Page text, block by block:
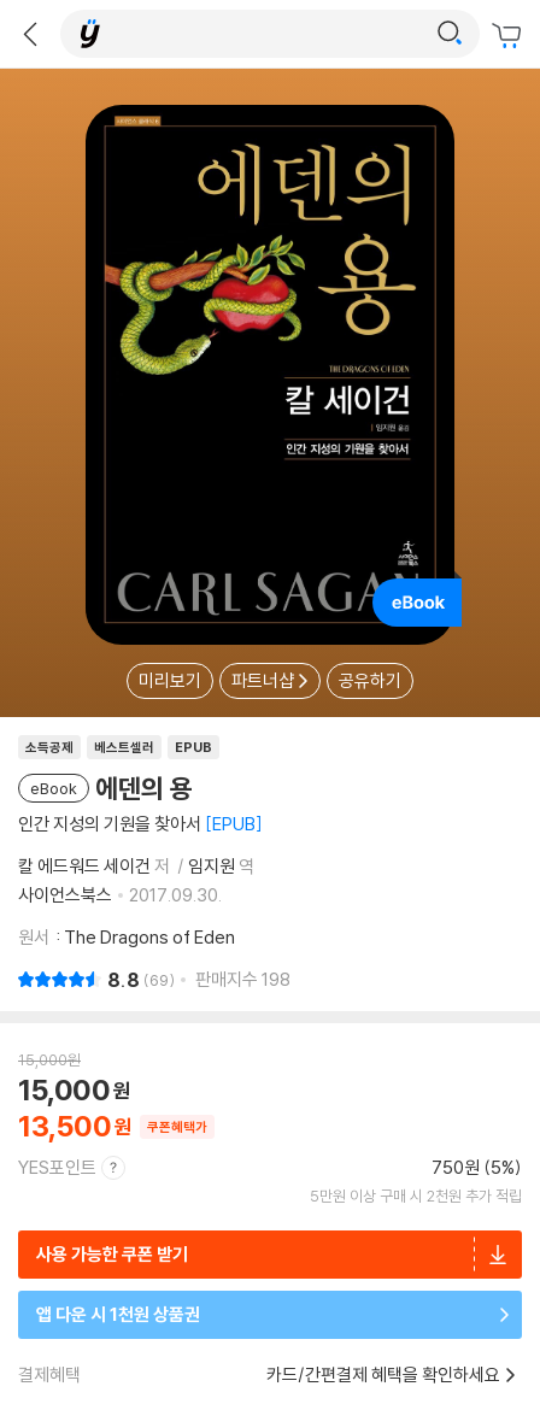
미리보기 파트너샵 공유하기
소득공제 베스트셀러 EPUB
eBook 에덴의 용
인간 지성의 기원을 찾아서 EPUB
칼 에드워드 세이건 저 임지원 역
사이언스북스
2017.09.30.
원서 : The Dragons of Eden
8.8 69 판매지수 198
15,000원
13,500
15,000
쿠폰혜택가
YES포인트 750원 (5%)
5만원 이상 구매 시 2천원 추가 적립
사용 가능한 쿠폰 받기
앱 다운 시 1천원 상품권
결제혜택 카드/간편결제 혜택을 확인하세요